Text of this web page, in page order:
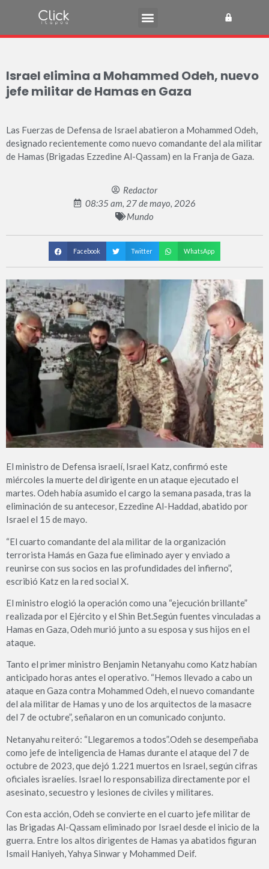
Israel elimina a Mohammed Odeh, nuevo
jefe militar de Hamas en Gaza
Las Fuerzas de Defensa de Israel abatieron a Mohammed Odeh,
designado recientemente como nuevo comandante del ala militar
de Hamas (Brigadas Ezzedine Al-Qassam) en la Franja de Gaza.
Redactor
08:35 am, 27 de mayo, 2026
Mundo
Facebook Twitter WhatsApp
El ministro de Defensa israelí, Israel Katz, confirmó este
miércoles la muerte del dirigente en un ataque ejecutado el
martes. Odeh había asumido el cargo la semana pasada, tras la
eliminación de su antecesor, Ezzedine Al-Haddad, abatido por
Israel el 15 de mayo.
“El cuarto comandante del ala militar de la organización
terrorista Hamás en Gaza fue eliminado ayer y enviado a
reunirse con sus socios en las profundidades del infierno”,
escribió Katz en la red social X.
El ministro elogió la operación como una “ejecución brillante”
realizada por el Ejército y el Shin Bet.Según fuentes vinculadas a
Hamas en Gaza, Odeh murió junto a su esposa y sus hijos en el
ataque.
Tanto el primer ministro Benjamin Netanyahu como Katz habían
anticipado horas antes el operativo. “Hemos llevado a cabo un
ataque en Gaza contra Mohammed Odeh, el nuevo comandante
del ala militar de Hamas y uno de los arquitectos de la masacre
del 7 de octubre”, señalaron en un comunicado conjunto.
Netanyahu reiteró: “Llegaremos a todos”.Odeh se desempeñaba
como jefe de inteligencia de Hamas durante el ataque del 7 de
octubre de 2023, que dejó 1.221 muertos en Israel, según cifras
oficiales israelíes. Israel lo responsabiliza directamente por el
asesinato, secuestro y lesiones de civiles y militares.
Con esta acción, Odeh se convierte en el cuarto jefe militar de
las Brigadas Al-Qassam eliminado por Israel desde el inicio de la
guerra. Entre los altos dirigentes de Hamas ya abatidos figuran
Ismail Haniyeh, Yahya Sinwar y Mohammed Deif.